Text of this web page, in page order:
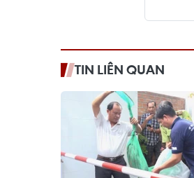
TIN LIÊN QUAN